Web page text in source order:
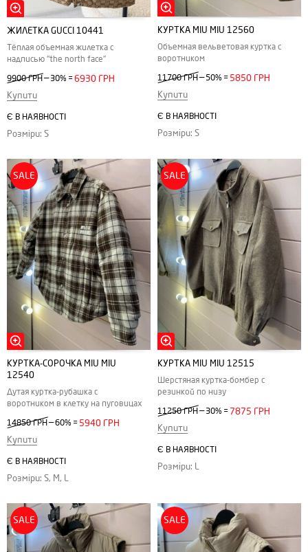
ЖИЛЕТКА GUCCI 10441
Тёплая объемная жилетка с
надписью "the north face"
9900 ГРН— 30% =6930 ГРН
Купити
Є В НАЯВНОСТІ
Розміри: S
КУРТКА MIU MIU 12560
Объемная вельветовая куртка с
воротником
11700 ГРН — 50% = 5850 ГРН
Купити
Є В НАЯВНОСТІ
Розміри: S
SALE
КУРТКА-СОРОЧКА MIU MIU
12540
Дутая куртка-рубашка с
воротником в клетку на пуговицах
14850 ГРН —60% = 5940 ГРН
Купити
Є В НАЯВНОСТІ
Розміри: S, M, L
SALE
КУРТКА MIU MIU 12515
Шерстяная куртка-бомбер с
резинкой по низу
11250 ГРН — 30% = 7875 ГРН
Купити
Є В НАЯВНОСТІ
Розміри: L
SALE SALE